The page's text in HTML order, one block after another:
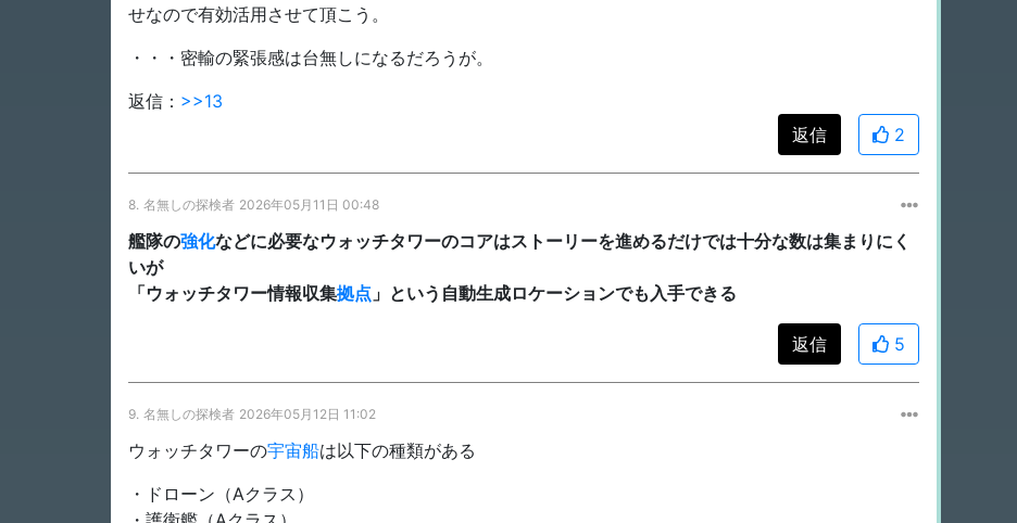
せなので有効活用させて頂こう。
・・・密輸の緊張感は台無しになるだろうが。
返信： >>13
返信
2
8. 名無しの探検者 2026年05月11日 00:48
艦隊の強化などに必要なウォッチタワーのコアはストーリーを進めるだけでは十分な数は集まりにく
いが
「ウォッチタワー情報収集拠点 」という自動生成ロケーションでも入手できる
返信 5
9. 名無しの探検者 2026年05月12日 11:02
ウォッチタワーの宇宙船は以下の種類がある
・ドローン（Aクラス）